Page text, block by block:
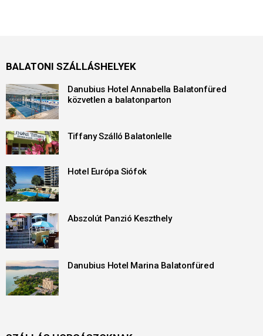
BALATONI SZÁLLÁSHELYEK
Danubius Hotel Annabella Balatonfüred
közvetlen a balatonparton
Tiffany Szálló Balatonlelle
Hotel Európa Siófok
Abszolút Panzió Keszthely
Danubius Hotel Marina Balatonfüred